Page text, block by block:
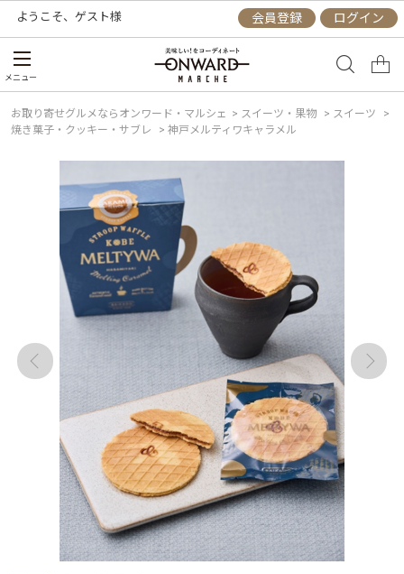
ようこそ、 ゲスト様 会員登録 ログイン
メニュー
お取り寄せグルメならオンワード・マルシェ > スイーツ・果物 > スイーツ
>
焼き菓子・クッキー・サブレ
> 神戸メルティワキャラメル